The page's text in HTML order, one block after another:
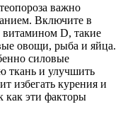
важно
Включите в
D, такие
овощи, рыба и яйца.
силовые
ткань и улучшить
избегать курения и
как эти факторы